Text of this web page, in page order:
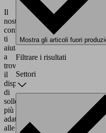
Il
nostro
configuratore
ti
aiuta
a
trovare
il
dispositivo
di
sollevamento
più
adatto
alle
Mostra gli articoli fuori
Filtrare i risultati
Settori